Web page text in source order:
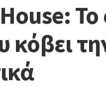
Το
κόβει